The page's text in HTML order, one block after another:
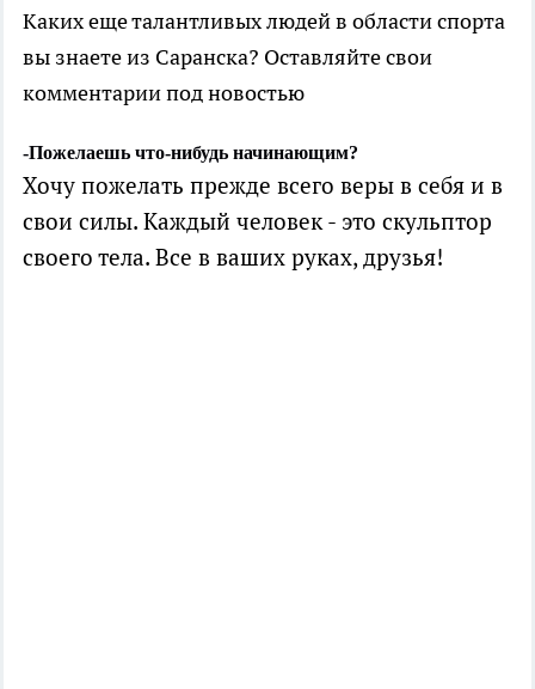
Каких еще талантливых людей в области спорта
вы знаете из Саранска? Оставляйте свои
комментарии под новостью
-Пожелаешь что-нибудь начинающим?
Хочу пожелать прежде всего веры в себя и в
свои силы. Каждый человек - это скульптор
своего тела. Все в ваших руках, друзья!